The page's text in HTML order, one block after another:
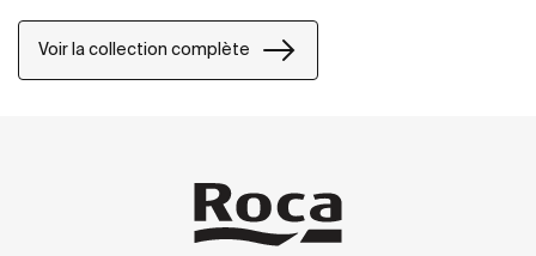
Voir la collection complète